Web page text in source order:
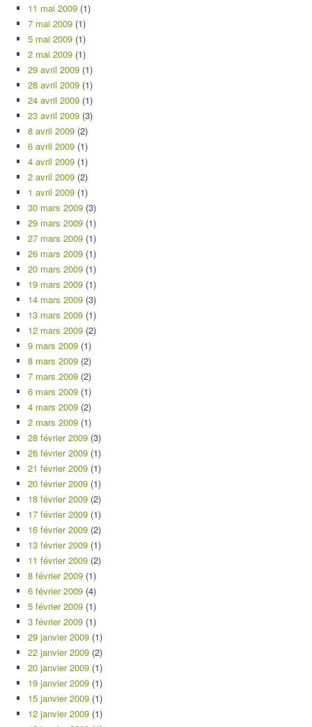
11 mai 2009 (1)
7 mai 2009 (1)
5 mai 2009 (1)
2 mai 2009 (1)
29 avril 2009 (1)
28 avril 2009 (1)
24 avril 2009 (1)
23 avril 2009 (3)
8 avril 2009 (2)
6 avril 2009 (1)
4 avril 2009 (1)
2 avril 2009 (2)
1 avril 2009 (1)
30 mars 2009 (3)
29 mars 2009 (1)
27 mars 2009 (1)
26 mars 2009 (1)
20 mars 2009 (1)
19 mars 2009 (1)
14 mars 2009 (3)
13 mars 2009 (1)
12 mars 2009 (2)
9 mars 2009 (1)
8 mars 2009 (2)
7 mars 2009 (2)
6 mars 2009 (1)
4 mars 2009 (2)
2 mars 2009 (1)
28 février 2009 (3)
26 février 2009 (1)
21 février 2009 (1)
20 février 2009 (1)
18 février 2009 (2)
17 février 2009 (1)
16 février 2009 (2)
13 février 2009 (1)
11 février 2009 (2)
8 février 2009 (1)
6 février 2009 (4)
5 février 2009 (1)
3 février 2009 (1)
29 janvier 2009 (1)
22 janvier 2009 (2)
20 janvier 2009 (1)
19 janvier 2009 (1)
15 janvier 2009 (1)
12 janvier 2009 (1)